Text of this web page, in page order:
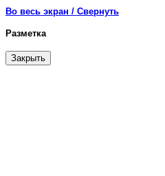
Во весь экран / Свернуть
Разметка
Закрыть